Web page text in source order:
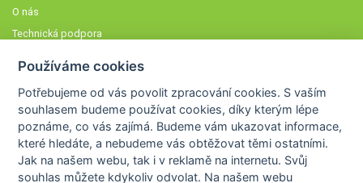
O nás
Technická podpora
Členové STOBklubu
Zásady nakládání s osobními údaji
Otestujte se
Spočítejte si
Používáme cookies
Potřebujeme od vás povolit zpracování cookies. S vaším
souhlasem budeme používat cookies, díky kterým lépe
poznáme,co vás zajímá. Budeme vám ukazovat informace,
které hledáte, a nebudeme vás obtěžovat těmi ostatními.
Jak na našem webu, tak i v reklamě na internetu. Svůj
souhlas můžete kdykoliv odvolat. Na našem webu